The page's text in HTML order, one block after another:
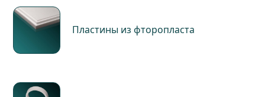
Пластины из фторопласта